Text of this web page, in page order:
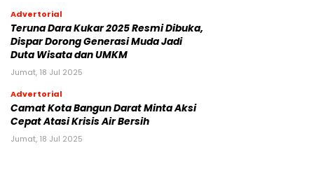
Advertorial
Teruna Dara Kukar 2025 Resmi Dibuka,
Dispar Dorong Generasi Muda Jadi
Duta Wisata dan UMKM
Jumat, 18 Jul 2025
Advertorial
Camat Kota Bangun Darat Minta Aksi
Cepat Atasi Krisis Air Bersih
Jumat, 18 Jul 2025